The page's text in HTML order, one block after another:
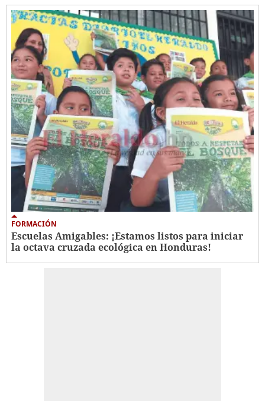
FORMACIÓN
Escuelas Amigables: ¡Estamos listos para iniciar
la octava cruzada ecológica en Honduras!